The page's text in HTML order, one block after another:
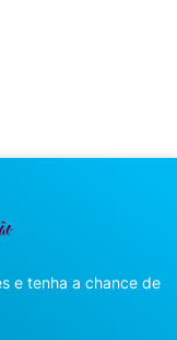
e tenha a chance de